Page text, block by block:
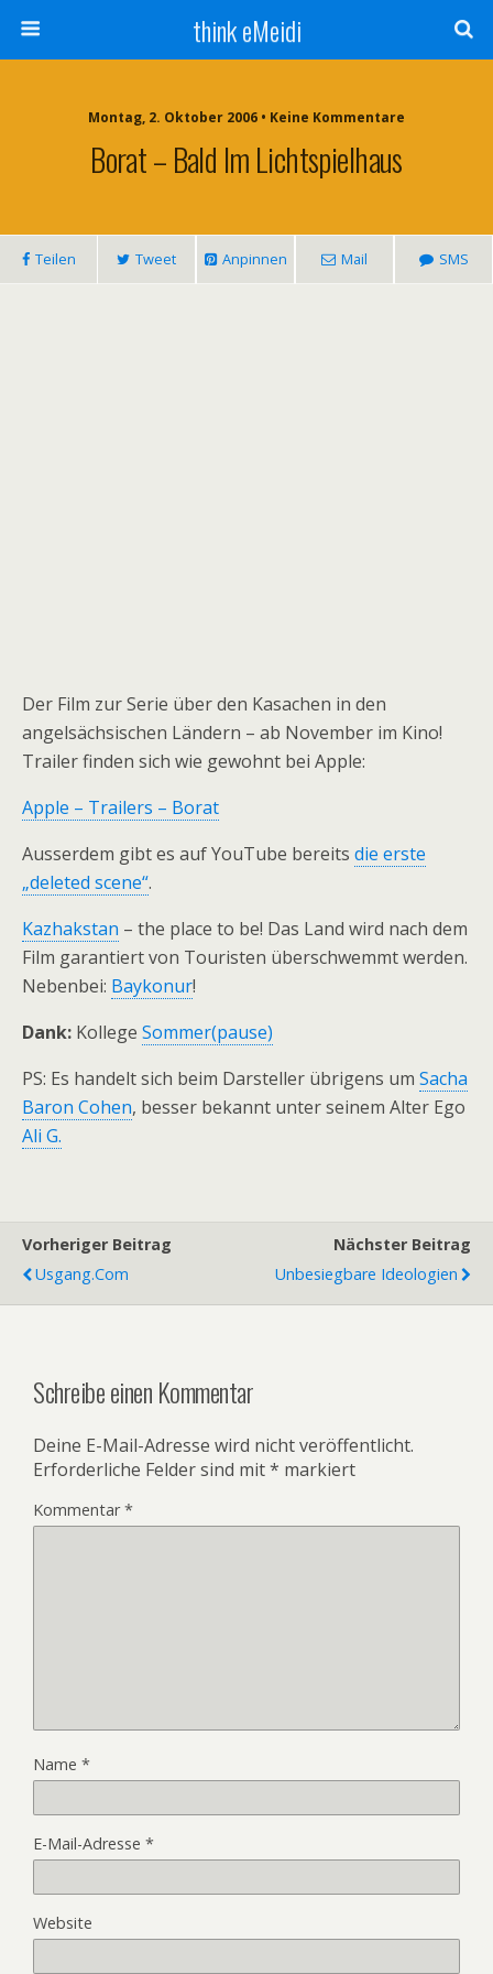
think eMeidi
Montag, 2. Oktober 2006 • Keine Kommentare
Borat – Bald Im Lichtspielhaus
Teilen Tweet Anpinnen Mail SMS
Der Film zur Serie über den Kasachen in den
angelsächsischen Ländern – ab November im Kino!
Trailer finden sich wie gewohnt bei Apple:
Apple – Trailers – Borat
Ausserdem gibt es auf YouTube bereits die erste
„deleted scene“.
Kazhakstan – the place to be! Das Land wird nach dem
Film garantiert von Touristen überschwemmt werden.
Nebenbei: Baykonur!
Dank: Kollege Sommer(pause)
PS: Es handelt sich beim Darsteller übrigens um Sacha
Baron Cohen, besser bekannt unter seinem Alter Ego
Ali G.
Vorheriger Beitrag
Usgang.com
Nächster Beitrag
Unbesiegbare Ideologien
Schreibe einen Kommentar
Deine E-Mail-Adresse wird nicht veröffentlicht.
Erforderliche Felder sind mit* markiert
Kommentar*
Name *
E-Mail-Adresse *
Website